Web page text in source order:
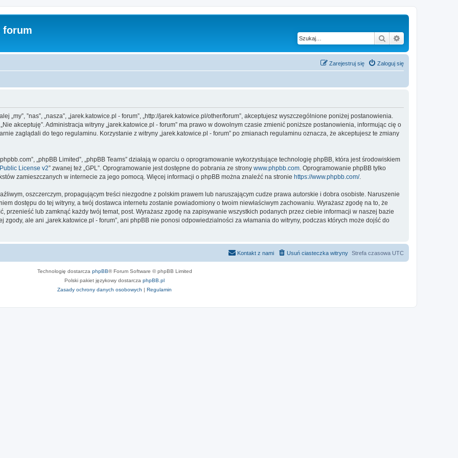
forum
Szukaj
Zaloguj się
Zarejestruj się
„my”, ”nas”, „nasza”, „jarek.katowice.pl - forum”, „http://jarek.katowice.pl/other/forum”, akceptujesz wyszczególnione poniżej postanowienia.
akceptuję”. Administracja witryny „jarek.katowice.pl - forum” ma prawo w dowolnym czasie zmienić poniższe postanowienia, informując cię o
zaglądali do tego regulaminu. Korzystanie z witryny „jarek.katowice.pl - forum” po zmianach regulaminu oznacza, że akceptujesz te zmiany
„phpBB Limited”, „phpBB Teams” działają w oparciu o oprogramowanie wykorzystujące technologię phpBB, która jest środowiskiem
License v2” zwanej też „GPL”. Oprogramowanie jest dostępne do pobrania ze strony www.phpbb.com. Oprogramowanie phpBB tylko
zamieszczanych w internecie za jego pomocą. Więcej informacji o phpBB można znaleźć na stronie https://www.phpbb.com/.
oszczerczym, propagującym treści niezgodne z polskim prawem lub naruszającym cudze prawa autorskie i dobra osobiste. Naruszenie
dostępu do tej witryny, a twój dostawca internetu zostanie powiadomiony o twoim niewłaściwym zachowaniu. Wyrażasz zgodę na to, że
przenieść lub zamknąć każdy twój temat, post. Wyrażasz zgodę na zapisywanie wszystkich podanych przez ciebie informacji w naszej bazie
ale ani „jarek.katowice.pl - forum”, ani phpBB nie ponosi odpowiedzialności za włamania do witryny, podczas których może dojść do
Strefa czasowa UTC
Usuń ciasteczka witryny
Kontakt z nami
Technologię dostarcza phpBB® Forum Software © phpBB Limited
Polski pakiet językowy dostarcza phpBB.pl
Zasady ochrony danych osobowych | Regulamin